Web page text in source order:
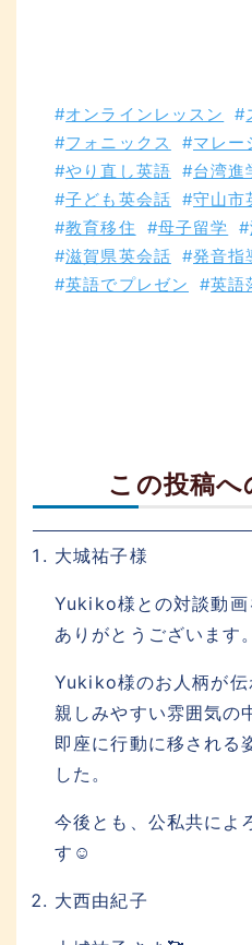
オンラインレッスン
フォニックス
マレー
やり直し英語
台湾進
子ども英会話
守山市
教育移住
母子留学
滋賀県英会話
発音指
英語でプレゼン
英語
この投稿へ
大城祐子様
Yukiko様との対談動画
ありがとうございます。
Yukiko様のお人柄が伝
親しみやすい雰囲気の
即座に行動に移される
した。
今後とも、公私共によ
す☺️
大西由紀子